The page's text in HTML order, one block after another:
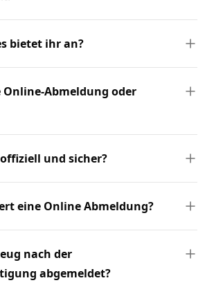
bietet ihr an?
Online-Abmeldung oder
und sicher?
eine Online Abmeldung?
nach der
abgemeldet?